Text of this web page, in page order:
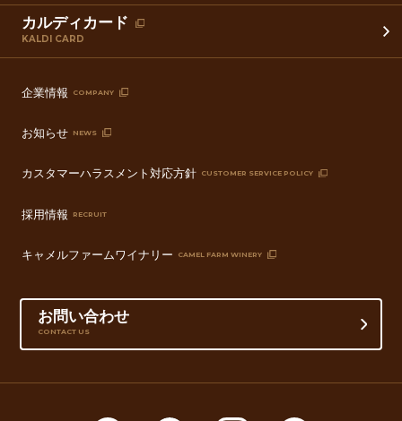
カルディカード
KALDI CARD
企業情報 COMPANY
お知らせ NEWS
カスタマーハラスメント対応方針 CUSTOMER SERVICE POLICY
採用情報 RECRUIT
キャメルファームワイナリー CAMEL FARM WINERY
お問い合わせ
CONTACT US